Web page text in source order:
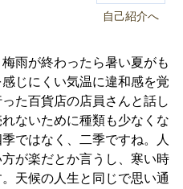
自己紹介へ
雨が終わったら暑い夏がも
じにくい気温に違和感を覚
た百貨店の店員さんと話し
ないために種類も少なくな
ではなく、二季ですね。人
が楽だとか言うし、寒い時
天候の人生と同じで思い通